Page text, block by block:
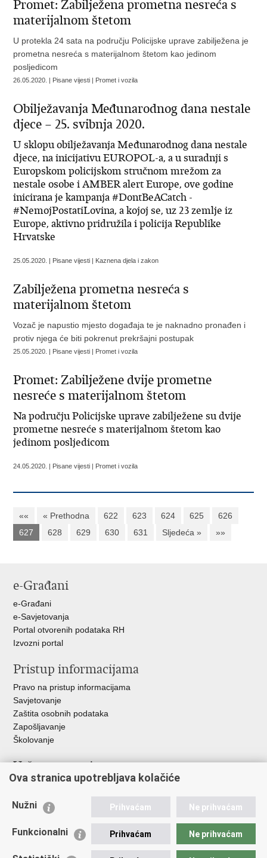
Promet: Zabilježena prometna nesreća s
materijalnom štetom
U protekla 24 sata na području Policijske uprave zabilježena je
prometna nesreća s materijalnom štetom kao jedinom
posljedicom
26.05.2020. | Pisane vijesti | Promet i vozila
Obilježavanja Međunarodnog dana nestale
djece – 25. svibnja 2020.
U sklopu obilježavanja Međunarodnog dana nestale
djece, na inicijativu EUROPOL-a, a u suradnji s
Europskom policijskom stručnom mrežom za
nestale osobe i AMBER alert Europe, ove godine
inicirana je kampanja #DontBeACatch -
#NemojPostatiLovina, a kojoj se, uz 23 zemlje iz
Europe, aktivno pridružila i policija Republike
Hrvatske
25.05.2020. | Pisane vijesti | Kaznena djela i zakon
Zabilježena prometna nesreća s
materijalnom štetom
Vozač je napustio mjesto događaja te je naknadno pronađen i
protiv njega će biti pokrenut prekršajni postupak
25.05.2020. | Pisane vijesti | Promet i vozila
Promet: Zabilježene dvije prometne
nesreće s materijalnom štetom
Na području Policijske uprave zabilježene su dvije
prometne nesreće s materijalnom štetom kao
jedinom posljedicom
24.05.2020. | Pisane vijesti | Promet i vozila
«« « Prethodna 622 623 624 625
626
627
628 629 630 631 Sljedeća » »»
e-Građani
e-Građani
e-Savjetovanja
Portal otvorenih podataka RH
Izvozni portal
Pristup informacijama
Pravo na pristup informacijama
Savjetovanje
Zaštita osobnih podataka
Zapošljavanje
Školovanje
Važne poveznice
Ministarstvo unutarnjih poslova
Udruge
Policijska akademija
Ova stranica upotrebljava kolačiće
Nužni Prihvaćam Ne prihvaćam
Funkcionalni Prihvaćam Ne prihvaćam